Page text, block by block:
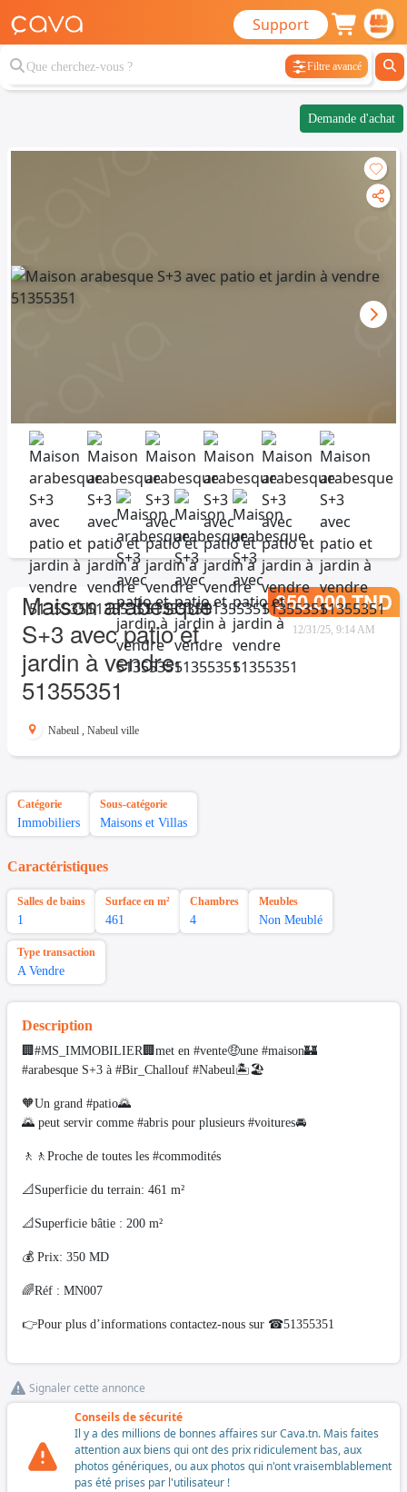
Support
Filtre avancé
Demande d'achat
Maison arabesque
S+3 avec patio et
jardin à vendre
51355351
350.000 TND
12/31/25, 9:14 AM
Nabeul , Nabeul ville
Catégorie
Immobiliers
Sous-catégorie
Maisons et Villas
Caractéristiques
Salles de bains
1
Surface en m²
461
Chambres
4
Meubles
Non Meublé
Type transaction
A Vendre
Description
🏢#MS_IMMOBILIER🏢met en #vente🤑une #maison🏰
#arabesque S+3 à #Bir_Challouf #Nabeul🏝🏖
🧡Un grand #patio🌄
🌄 peut servir comme #abris pour plusieurs #voitures🚘
🚶🚶Proche de toutes les #commodités
📐Superficie du terrain: 461 m²
📐Superficie bâtie : 200 m²
💰 Prix: 350 MD
🌈Réf : MN007
👉Pour plus d’informations contactez-nous sur ☎51355351
Signaler cette annonce
Conseils de sécurité
Il y a des millions de bonnes affaires sur Cava.tn. Mais faites
attention aux biens qui ont des prix ridiculement bas, aux
photos génériques, ou aux photos qui n'ont vraisemblablement
pas été prises par l'utilisateur !